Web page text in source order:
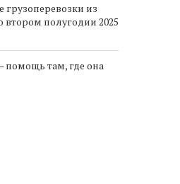
из
полугодии 2025
там, где она